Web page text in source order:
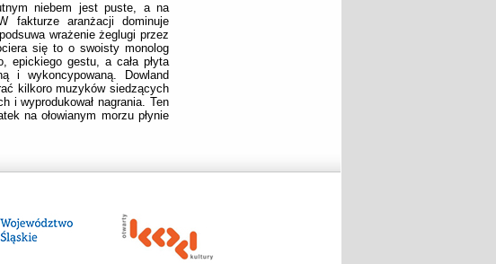
niebem jest puste, a na
fakturze aranżacji dominuje
wrażenie żeglugi przez
się to o swoisty monolog
epickiego gestu, a cała płyta
i wykoncypowaną. Dowland
kilkoro muzyków siedzących
i wyprodukował nagrania. Ten
na ołowianym morzu płynie